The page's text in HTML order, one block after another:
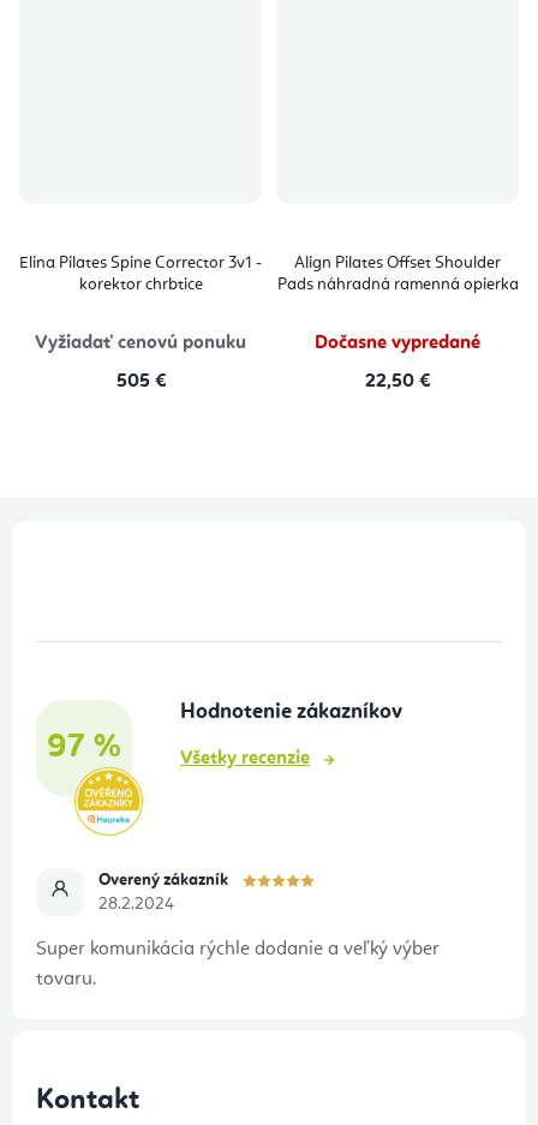
Elina Pilates Spine Corrector 3v1 -
korektor chrbtice
Vyžiadať cenovú ponuku
505 €
Align Pilates Offset Shoulder
Pads náhradná ramenná opierka
Dočasne vypredané
22,50 €
97 %
Hodnotenie zákazníkov
Všetky recenzie
Overený zákazník
28.2.2024
Super komunikácia rýchle dodanie a veľký výber
tovaru.
Kontakt